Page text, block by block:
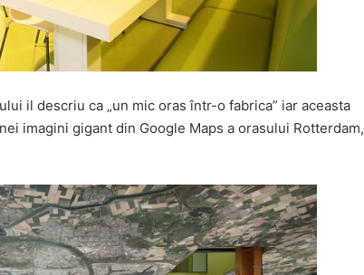
il descriu ca „un mic oras într-o fabrica” iar aceasta
imagini gigant din Google Maps a orasului Rotterdam,